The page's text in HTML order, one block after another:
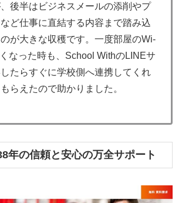
後半はビジネスメールの添削やプ
ど仕事に直結する内容まで踏み込
が大きな収穫です。一度部屋のWi-
なった時も、School WithのLINEサ
たらすぐに学校側へ連携してくれ
らえたので助かりました。
年の信頼と安心の万全サポート